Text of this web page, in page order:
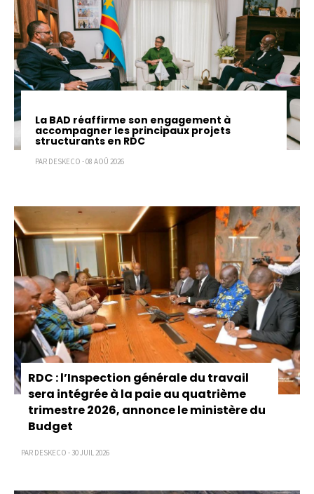
La BAD réaffirme son engagement à
accompagner les principaux projets
structurants en RDC
PAR DESKECO - 08 AOÛ 2026
RDC : l’Inspection générale du travail
sera intégrée à la paie au quatrième
trimestre 2026, annonce le ministère du
Budget
PAR DESKECO - 30 JUIL 2026
Pagination